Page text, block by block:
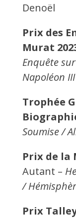
Denoël
Prix des
Murat
Enquête
Napoléon
Trophée
Soumise /
Prix de la
Autant –
/
Prix